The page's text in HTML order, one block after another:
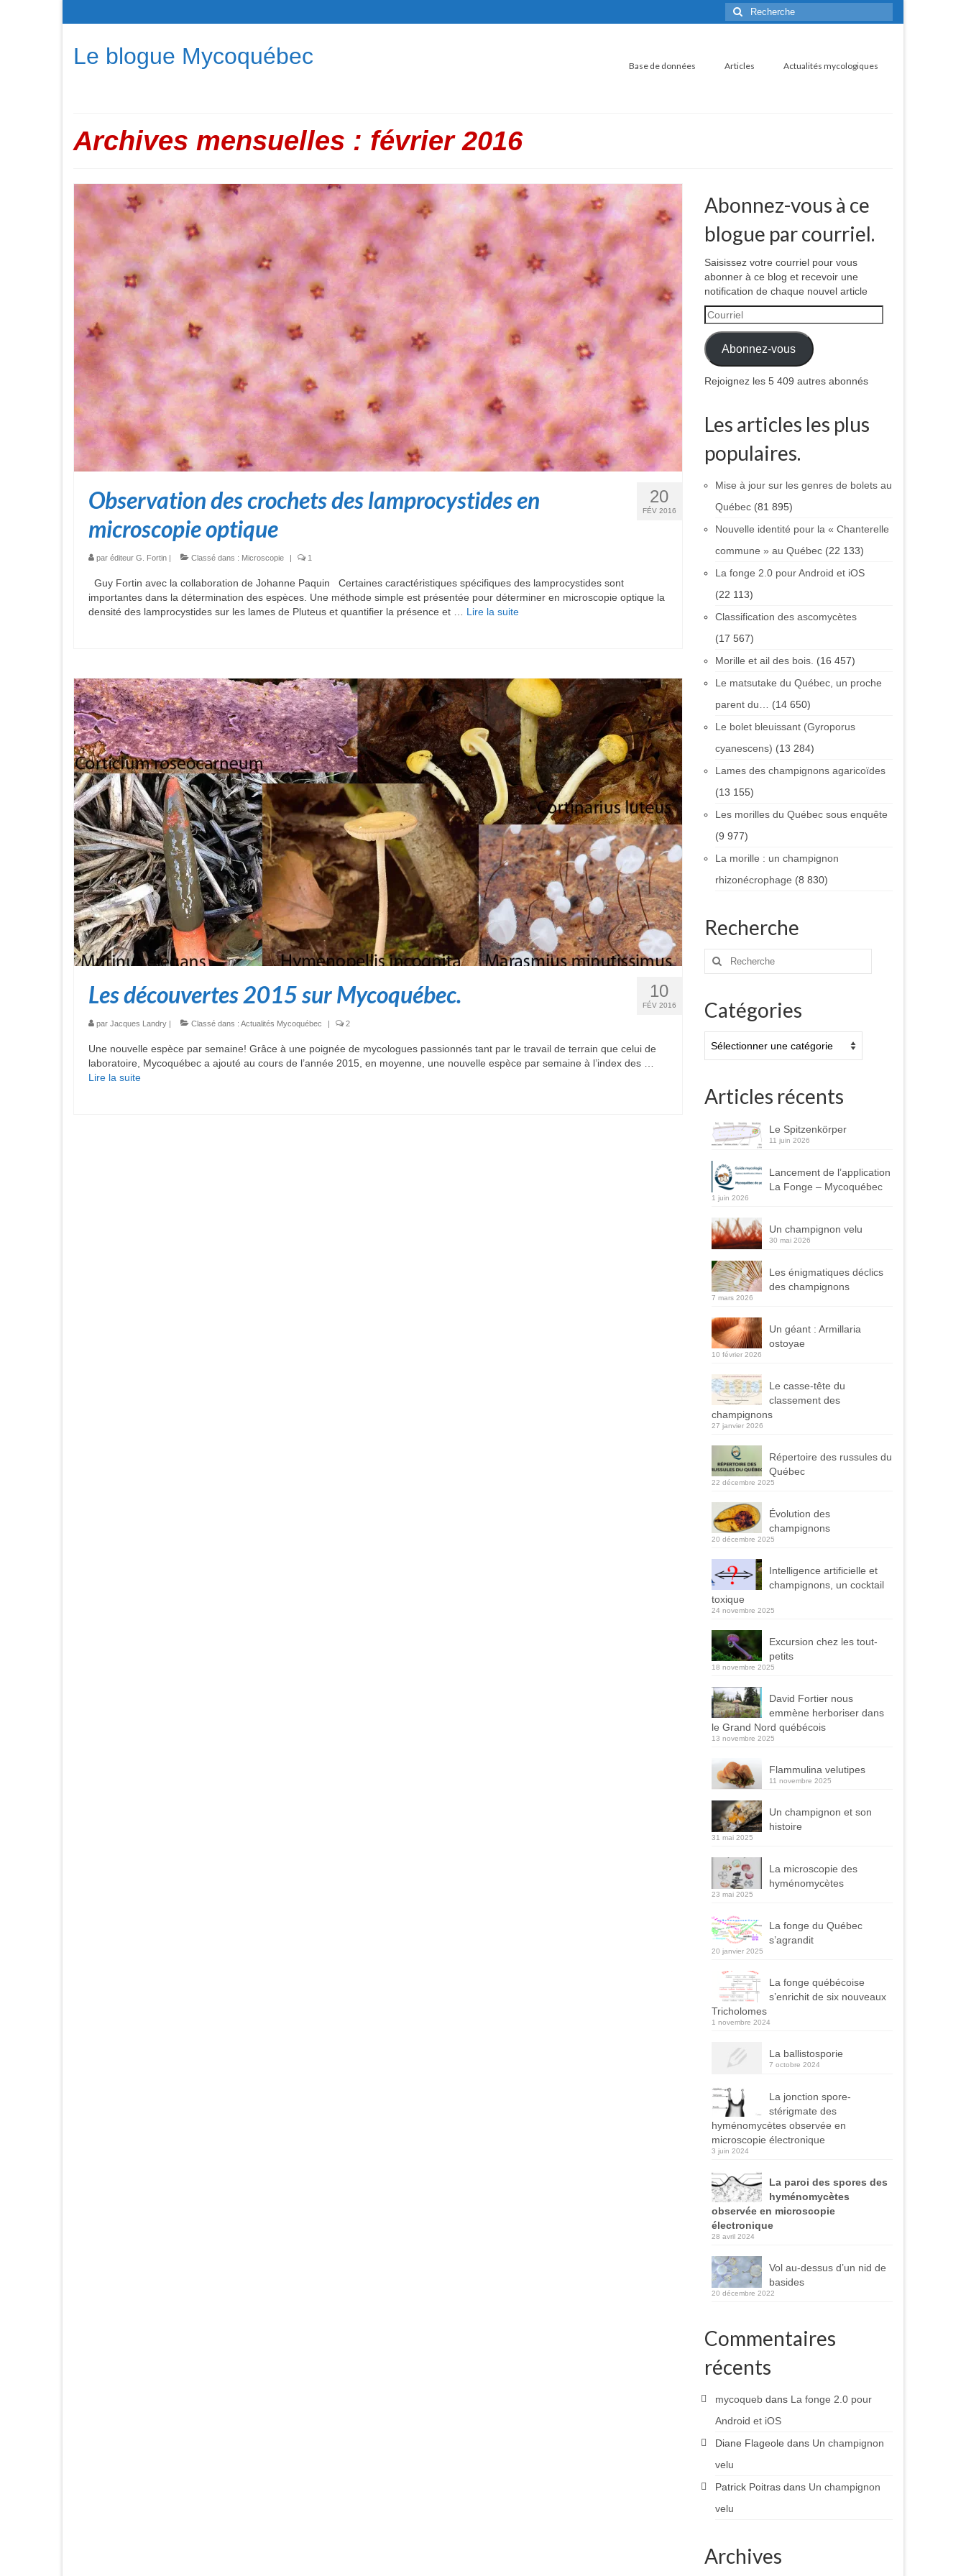
Rechercher
:
Le blogue Mycoquébec Base de données Articles Actualités mycologiques
Archives mensuelles : février 2016
20
FÉV 2016
Observation des crochets des lamprocystides en
microscopie optique
par éditeur G. Fortin | Classé dans : Microscopie | 1
Guy Fortin avec la collaboration de Johanne Paquin Certaines caractéristiques spécifiques des lamprocystides sont
importantes dans la détermination des espèces. Une méthode simple est présentée pour déterminer en microscopie optique la
densité des lamprocystides sur les lames de Pluteus et quantifier la présence et … Lire la suite­­
10
FÉV 2016
Les découvertes 2015 sur Mycoquébec.
par Jacques Landry | Classé dans : Actualités Mycoquébec | 2
Une nouvelle espèce par semaine! Grâce à une poignée de mycologues passionnés tant par le travail de terrain que celui de
laboratoire, Mycoquébec a ajouté au cours de l’année 2015, en moyenne, une nouvelle espèce par semaine à l’index des …
Lire la suite­­
Abonnez-vous à ce
blogue par courriel.
Saisissez votre courriel pour vous
abonner à ce blog et recevoir une
notification de chaque nouvel article
Courriel
Abonnez-vous
Rejoignez les 5 409 autres abonnés
Les articles les plus
populaires.
Mise à jour sur les genres de bolets au
Québec (81 895)
Nouvelle identité pour la « Chanterelle
commune » au Québec (22 133)
La fonge 2.0 pour Android et iOS
(22 113)
Classification des ascomycètes
(17 567)
Morille et ail des bois. (16 457)
Le matsutake du Québec, un proche
parent du…
(14 650)
Le bolet bleuissant (Gyroporus
cyanescens) (13 284)
Lames des champignons agaricoïdes
(13 155)
Les morilles du Québec sous enquête
(9 977)
La morille : un champignon
rhizonécrophage (8 830)
Recherche
Rechercher
Catégories
Articles récents
Le Spitzenkörper
11 juin 2026
Lancement de l’application
La Fonge – Mycoquébec
1 juin 2026
Un champignon velu
30 mai 2026
Les énigmatiques déclics
des champignons
7 mars 2026
Un géant : Armillaria
ostoyae
10 février 2026
Le casse-tête du
classement des
champignons
27 janvier 2026
Répertoire des russules du
Québec
22 décembre 2025
Évolution des
champignons
20 décembre 2025
Intelligence artificielle et
champignons, un cocktail
toxique
24 novembre 2025
Excursion chez les tout-
petits
18 novembre 2025
David Fortier nous
emmène herboriser dans
le Grand Nord québécois
13 novembre 2025
Flammulina velutipes
11 novembre 2025
Un champignon et son
histoire
31 mai 2025
La microscopie des
hyménomycètes
23 mai 2025
La fonge du Québec
s’agrandit
20 janvier 2025
La fonge québécoise
s’enrichit de six nouveaux
Tricholomes
1 novembre 2024
La ballistosporie
7 octobre 2024
La jonction spore-
stérigmate des
hyménomycètes observée en
microscopie électronique
3 juin 2024
La paroi des spores des
hyménomycètes
observée en microscopie
électronique
28 avril 2024
Vol au-dessus d’un nid de
basides
20 décembre 2022
Commentaires
récents
mycoquebdans La fonge 2.0 pour
Android et iOS
Diane Flageole dans Un champignon
velu
Patrick Poitrasdans Un champignon
velu
Archives